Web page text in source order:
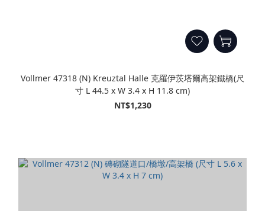
Vollmer 47318 (N) Kreuztal Halle 克羅伊茨塔爾高架鐵橋(尺
寸 L 44.5 x W 3.4 x H 11.8 cm)
NT$1,230